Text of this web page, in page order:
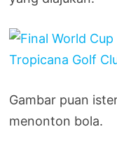
Gambar puan
menonton bola.